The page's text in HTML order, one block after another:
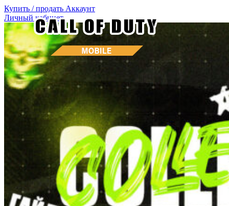
Купить / продать Аккаунт
Личный кабинет